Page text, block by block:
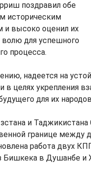
поздравил обе
историческим
и высоко оценил их
для успешного
процесса.
надеется на
целях укрепления
для их
и
границе между
работа двух
Бишкека в Душанбе и